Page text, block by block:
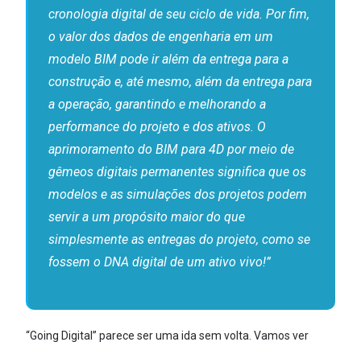
cronologia digital de seu ciclo de vida. Por fim,
o valor dos dados de engenharia em um
modelo BIM pode ir além da entrega para a
construção e, até mesmo, além da entrega para
a operação, garantindo e melhorando a
performance do projeto e dos ativos. O
aprimoramento do BIM para 4D por meio de
gêmeos digitais permanentes significa que os
modelos e as simulações dos projetos podem
servir a um propósito maior do que
simplesmente as entregas do projeto, como se
fossem o DNA digital de um ativo vivo!”
“Going Digital” parece ser uma ida sem volta. Vamos ver